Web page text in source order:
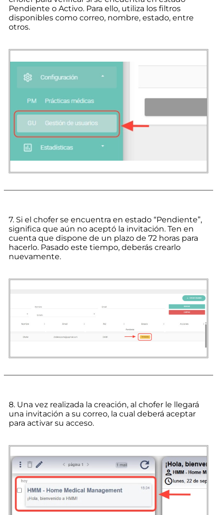
Pendiente o Activo. Para ello, utiliza los filtros
disponibles como correo, nombre, estado, entre
otros.
7. Si el chofer se encuentra en estado “Pendiente”,
significa que aún no aceptó la invitación. Ten en
cuenta que dispone de un plazo de 72 horas para
hacerlo. Pasado este tiempo, deberás crearlo
nuevamente.
8. Una vez realizada la creación, al chofer le llegará
una invitación a su correo, la cual deberá aceptar
para activar su acceso.